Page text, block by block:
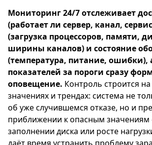
Мониторинг 24/7 отслеживает
(работает ли сервер, канал,
(загрузка процессоров, памяти,
ширины каналов) и состояние
(температура, питание, ошибки),
показателей за пороги сразу
оповещение. Контроль строится
значениях и трендах: система не
об уже случившемся отказе, но и
приближении к опасным
заполнении диска или росте